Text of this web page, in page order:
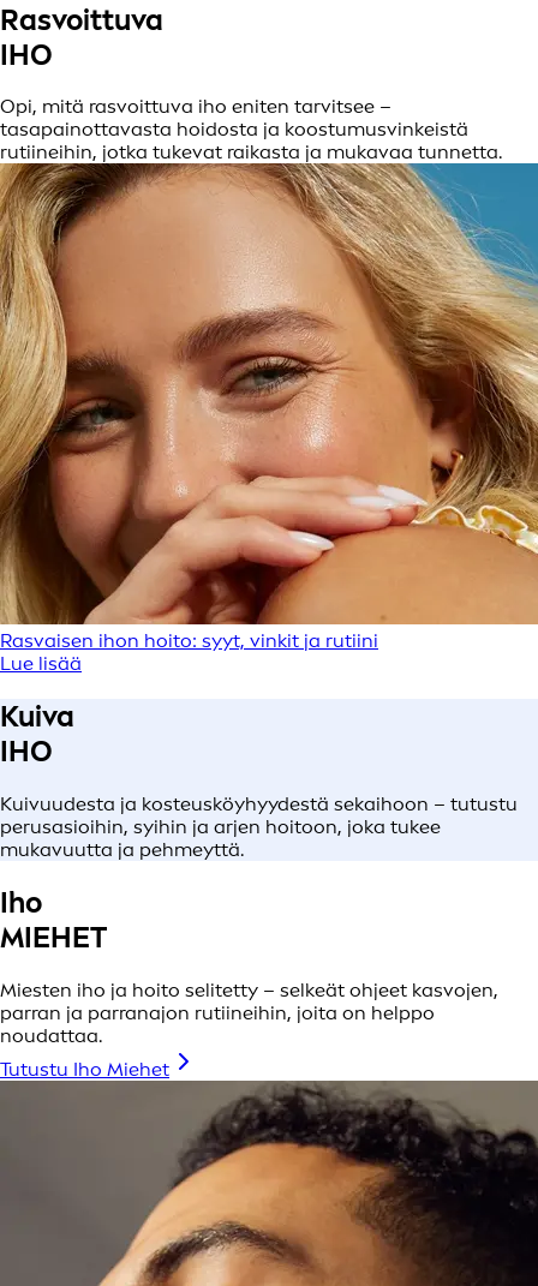
Rasvoittuva
IHO
Opi, mitä rasvoittuva iho eniten tarvitsee –
tasapainottavasta hoidosta ja koostumusvinkeistä
rutiineihin, jotka tukevat raikasta ja mukavaa tunnetta.
Rasvaisen ihon hoito: syyt, vinkit ja rutiini
Lue lisää
Kuiva
IHO
Kuivuudesta ja kosteusköyhyydestä sekaihoon – tutustu
perusasioihin, syihin ja arjen hoitoon, joka tukee
mukavuutta ja pehmeyttä.
Iho
MIEHET
Miesten iho ja hoito selitetty – selkeät ohjeet kasvojen,
parran ja parranajon rutiineihin, joita on helppo
noudattaa.
Tutustu Iho Miehet